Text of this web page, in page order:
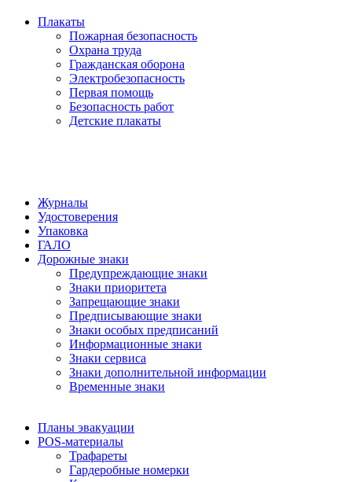
Плакаты
Пожарная безопасность
Охрана труда
Гражданская оборона
Электробезопасность
Первая помощь
Безопасность работ
Детские плакаты
Журналы
Удостоверения
Упаковка
ГАЛО
Дорожные знаки
Предупреждающие знаки
Знаки приоритета
Запрещающие знаки
Предписывающие знаки
Знаки особых предписаний
Информационные знаки
Знаки сервиса
Знаки дополнительной информации
Временные знаки
Планы эвакуации
POS-материалы
Трафареты
Гардеробные номерки